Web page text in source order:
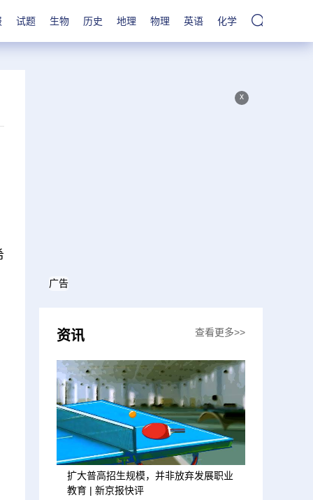
试题 生物 历史 地理 物理 英语 化学
x
广告
资讯 查看更多>>
扩大普高招生规模，并非放弃发展职业
教育 | 新京报快评